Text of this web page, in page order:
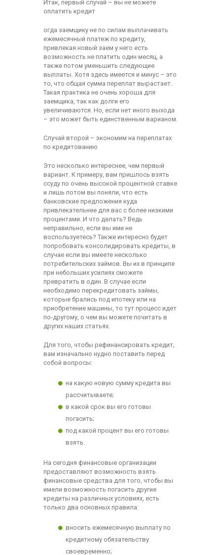
Итак, первый случай – вы не можете
оплатить кредит
огда заемщику не по силам выплачивать
ежемесячный платеж по кредиту,
привлекая новый заем у него есть
возможность не платить один месяц, а
также потом уменьшить следующие
выплаты. Хотя здесь имеется и минус – это
то, что общая сумма переплат вырастает.
Такая практика не очень хороша для
заемщика, так как долги его
увеличиваются. Но, если нет иного выхода
– это может быть единственным варианом.
Случай второй – экономим на переплатах
по кредитованию
Это несколько интереснее, чем первый
вариант. К примеру, вам пришлось взять
ссуду по очень высокой процентной ставке
и лишь потом вы поняли, что есть
банковские предложения куда
привлекательнее для вас с более низкими
процентами. И что делать? Ведь
неправильно, если вы ими не
воспользуетесь? Также интересно будет
попробовать консолидировать кредиты, в
случае если вы имеете несколько
потребительских займов. Вы их в принципе
при небольших усилиях сможете
превратить в один. В случае если
необходимо перекредитовать займы,
которые брались под ипотеку или на
приобретение машины, то тут процесс идет
по-другому, о чем вы можете почитать в
других наших статьях.
Для того, чтобы рефинансировать кредит,
вам изначально нудно поставить перед
собой вопросы:
на какую новую сумму кредита вы
рассчитываете;
в какой срок вы его готовы
погасить;
под какой процент вы его готовы
взять.
На сегодня финансовые организации
предоставляют возможность взять
финансовые средства для того, чтобы вы
имели возможность погасить другие
кредиты на различных условиях, есть
только два основных правила:
вносить ежемесячную выплату по
кредитному обязательству
своевременно;